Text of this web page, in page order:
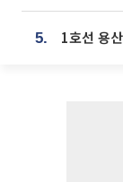
5.